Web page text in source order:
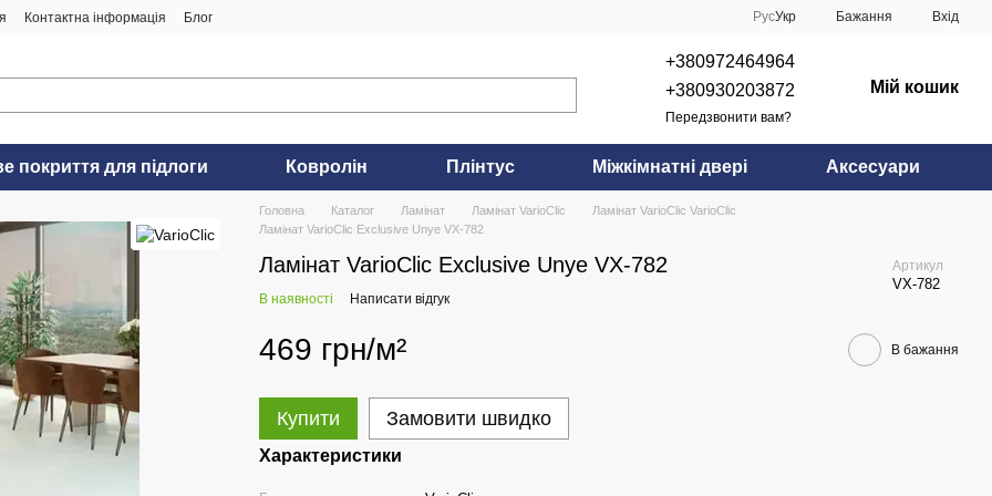
Контактна інформація Блог РусУкр Бажання Вхід
+380972464964
+380930203872
Передзвонити вам?
Мій кошик
покриття для підлоги Ковролін Плінтус Міжкімнатні двері Аксесуари
Головна Каталог Ламінат Ламінат VarioClic
Ламінат VarioClic VarioClic
Ламінат VarioClic Exclusive Unye VX-782
Ламінат VarioClic Exclusive Unye VX-782 Артикул
VX-782
В наявності Написати відгук
469 грн/м² В бажання
Купити Замовити швидко
Характеристики